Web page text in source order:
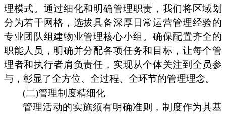
理模式。通过细化和明确管理职责，我们将区域划
分为若干网格，选拔具备深厚日常运营管理经验的
专业团队组建物业管理核心小组。确保配置齐全的
职能人员，明确并分配各项任务和目标，让每个管
理者和执行者肩负责任，实现从个体关注到全员参
与，彰显了全方位、全过程、全环节的管理理念。
(二)管理制度精细化
管理活动的实施须有明确准则，制度作为其基